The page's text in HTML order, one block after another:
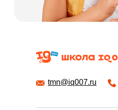
tmn@iq007.ru